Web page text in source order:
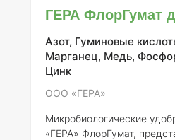
Описание "ФлорГумат" представляет собой
содержащее гуминовые и
также полезные
бактерии и грибы, которые
улучшению структуры
ГЕРА ФлорГумат
Азот, Гуминовые
Марганец, Медь,
Цинк
ООО «ГЕРА»
Микробиологические
«ГЕРА» ФлорГумат,